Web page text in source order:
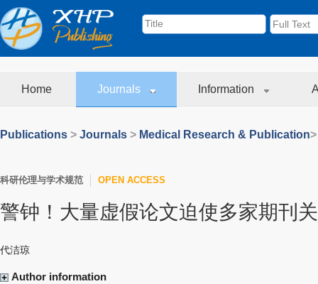
Home Journals Information
Publications > Journals > Medical Research & Publication
科研伦理与学术规范 OPEN ACCESS
警钟！大量虚假论文迫使多家期刊
代洁琼
Author information